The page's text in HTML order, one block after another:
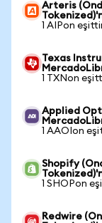
Arteris
1 AIPon
Texas
1 TXNon
Applied
1 AAOIon
Shopify
1 SHOPon
Redwire